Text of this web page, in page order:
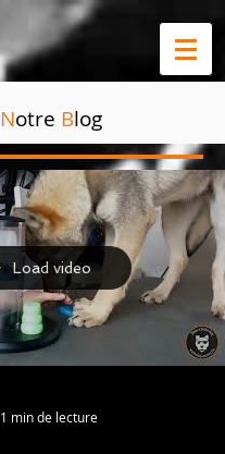
Notre Blog
Load video
1 min de lecture